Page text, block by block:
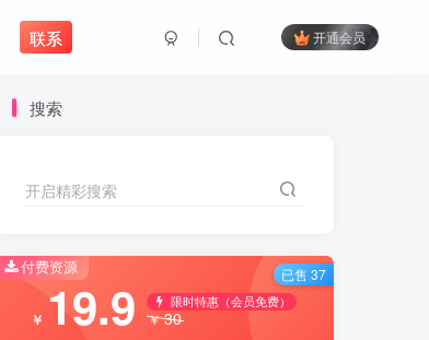
联系 开通会员
搜索
开启精彩搜索
付费资源
￥ 19.9 限时特惠（会员免费）
￥30
已售 37